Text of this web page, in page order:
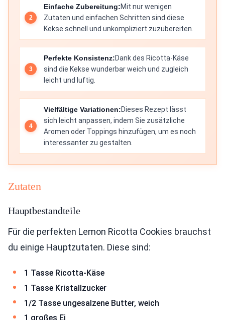
Einfache Zubereitung:Mit nur wenigen
Zutaten und einfachen Schritten sind diese
Kekse schnell und unkompliziert zuzubereiten.
Perfekte Konsistenz:Dank des Ricotta-Käse
sind die Kekse wunderbar weich und zugleich
leicht und luftig.
Vielfältige Variationen:Dieses Rezept lässt
sich leicht anpassen, indem Sie zusätzliche
Aromen oder Toppings hinzufügen, um es noch
interessanter zu gestalten.
Zutaten
Hauptbestandteile
Für die perfekten Lemon Ricotta Cookies brauchst
du einige Hauptzutaten. Diese sind:
1 Tasse Ricotta-Käse
1 Tasse Kristallzucker
1/2 Tasse ungesalzene Butter, weich
1 großes Ei